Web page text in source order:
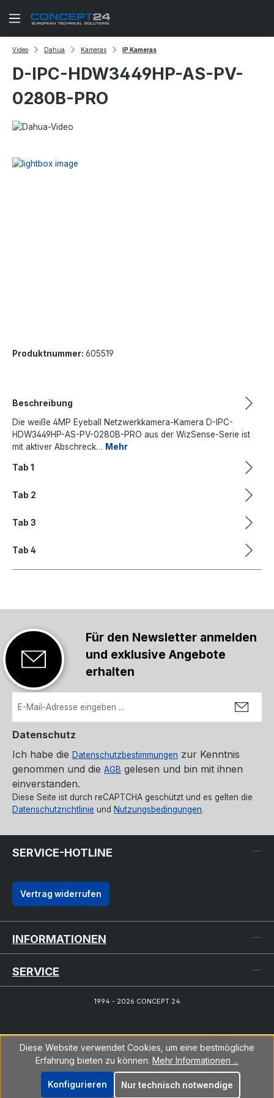
Zum Hauptinhalt springen
Video Dahua Kameras IP Kameras
D-IPC-HDW3449HP-AS-PV-
0280B-PRO
Produktnummer: 605519
Beschreibung
Die weiße 4MP Eyeball Netzwerkkamera-Kamera D-IPC-
HDW3449HP-AS-PV-0280B-PRO aus der WizSense-Serie ist
mit aktiver Abschreck… Mehr
Tab 1
Tab 2
Tab 3
Tab 4
Für den Newsletter anmelden
und exklusive Angebote
erhalten
Datenschutz
Ich habe die Datenschutzbestimmungen zur Kenntnis
genommen und die AGB gelesen und bin mit ihnen
einverstanden.
Diese Seite ist durch reCAPTCHA geschützt und es gelten die
Datenschutzrichtlinie und Nutzungsbedingungen.
SERVICE-HOTLINE
Vertrag widerrufen
INFORMATIONEN
SERVICE
1994 - 2026 CONCEPT 24
Diese Website verwendet Cookies, um eine bestmögliche
Erfahrung bieten zu können. Mehr Informationen ...
Nur technisch notwendige
Konfigurieren